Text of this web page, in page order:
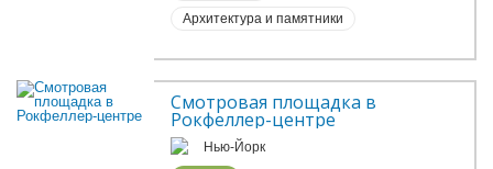
Архитектура и памятники
Смотровая площадка в
Рокфеллер-центре
Нью-Йорк